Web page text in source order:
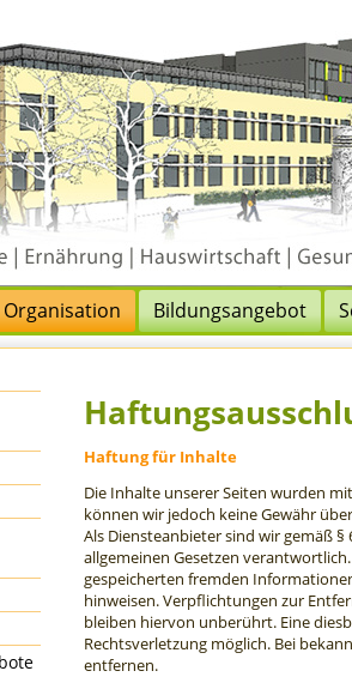
Bildungsangebot
Haftung für Inhalte
Die Inhalte unserer Seiten wurden
können wir jedoch keine Gewähr
Als Diensteanbieter sind wir gemäß §
allgemeinen Gesetzen
gespeicherten fremden
hinweisen. Verpflichtungen zur
bleiben hiervon unberührt. Eine
Rechtsverletzung möglich. Bei
entfernen.